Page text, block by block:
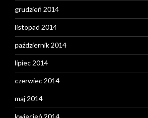
grudzień 2014
listopad 2014
październik 2014
lipiec 2014
czerwiec 2014
maj 2014
kwiecień 2014